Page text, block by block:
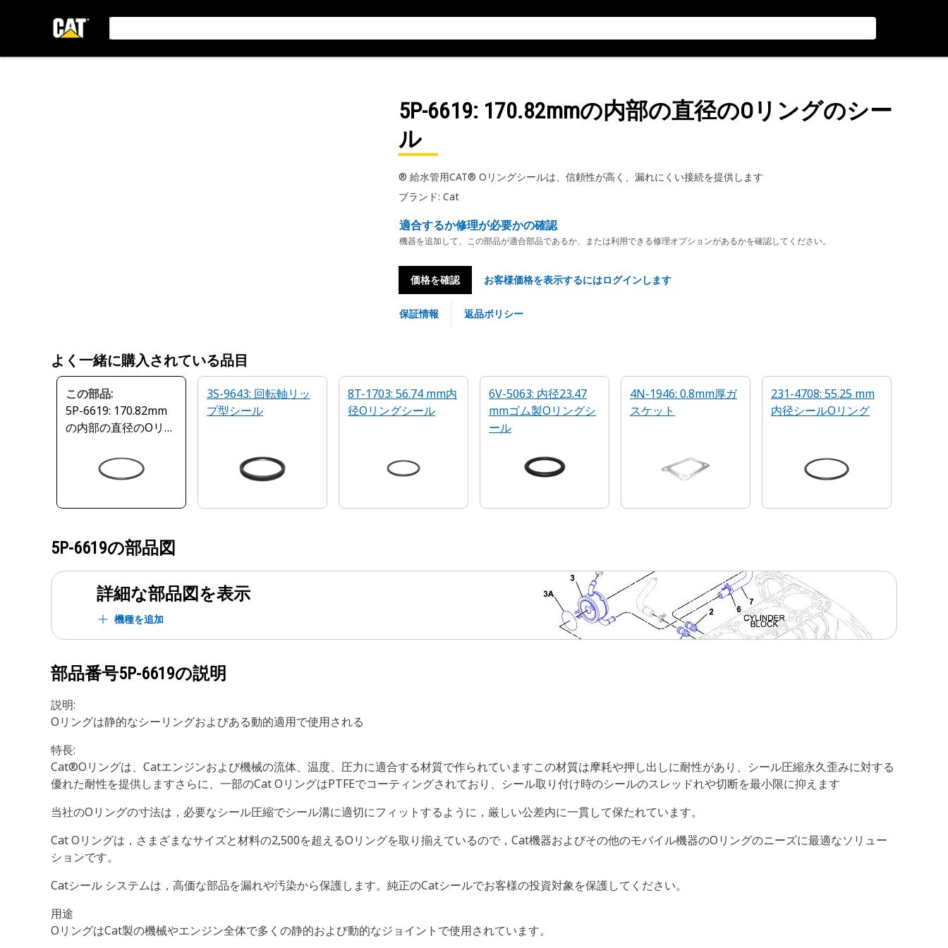
5P-6619: 170.82mmの内部の直径のOリングのシー
ル
® 給水管用CAT® Oリングシールは、信頼性が高く、漏れにくい接続を提供します
ブランド: Cat
適合するか修理が必要かの確認
機器を追加して、この部品が適合部品であるか、または利用できる修理オプションがあるかを確認してください。
価格を確認 お客様価格を表示するにはログインします
保証情報 返品ポリシー
よく一緒に購入されている品目
この部品:
5P-6619: 170.82mm
の内部の直径のOリン
3S-9643: 回転軸リッ
プ型シール
8T-1703: 56.74 mm内
径Oリングシール
6V-5063: 内径23.47
mmゴム製Oリングシ
ール
4N-1946: 0.8mm厚ガ
スケット
231-4708: 55.25 mm
内径シールOリング
5P-6619の部品図
詳細な部品図を表示
機種を追加
部品番号5P-6619の説明
説明:
Oリングは静的なシーリングおよびある動的適用で使用される
特長:
Cat®Oリングは、Catエンジンおよび機械の流体、温度、圧力に適合する材質で作られていますこの材質は摩耗や押し出しに耐性があり、シール圧縮永久歪みに対する
優れた耐性を提供しますさらに、一部のCat OリングはPTFEでコーティングされており、シール取り付け時のシールのスレッドれや切断を最小限に抑えます
当社のOリングの寸法は，必要なシール圧縮でシール溝に適切にフィットするように，厳しい公差内に一貫して保たれています。
Cat Oリングは，さまざまなサイズと材料の2,500を超えるOリングを取り揃えているので，Cat機器およびその他のモバイル機器のOリングのニーズに最適なソリュー
ションです。
Catシール システムは，高価な部品を漏れや汚染から保護します。純正のCatシールでお客様の投資対象を保護してください。
用途
OリングはCat製の機械やエンジン全体で多くの静的および動的なジョイントで使用されています。